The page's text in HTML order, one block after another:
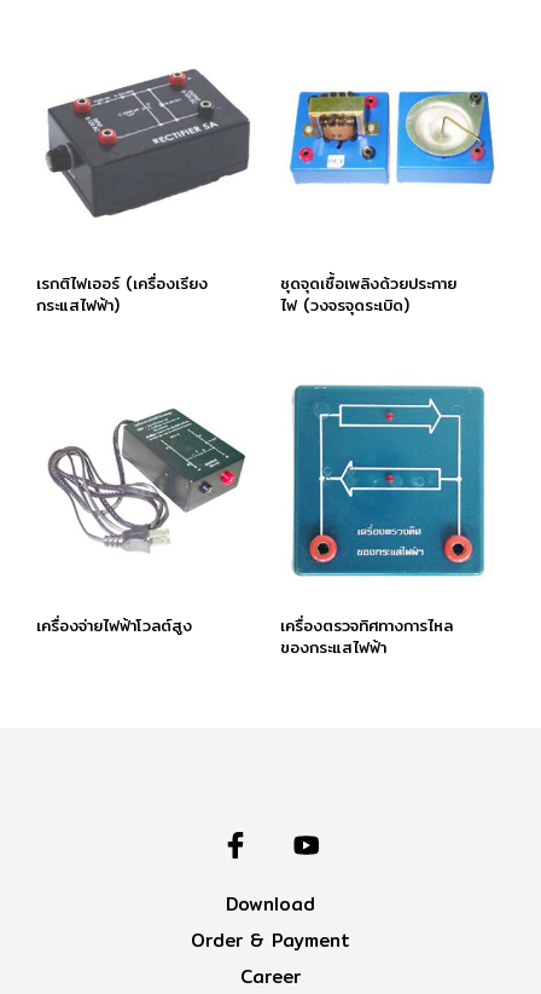
เรกติไฟเออร์ (เครื่องเรียง
กระแสไฟฟ้า)
ชุดจุดเชื้อเพลิงด้วยประกาย
ไฟ (วงจรจุดระเบิด)
เครื่องจ่ายไฟฟ้าโวลต์สูง
เครื่องตรวจทิศทางการไหล
ของกระแสไฟฟ้า
Download
Order & Payment
Career